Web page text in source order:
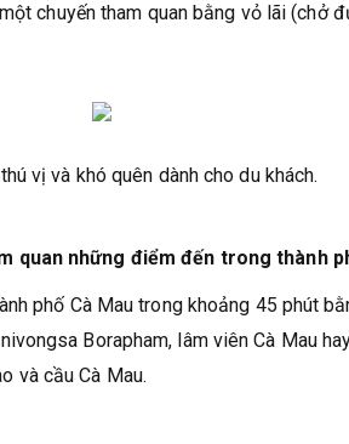
chuyến tham quan bằng vỏ lãi (chở
vị và khó quên dành cho du khách.
quan những điểm đến trong thành
phố Cà Mau trong khoảng 45 phút
Borapham, lâm viên Cà Mau
và cầu Cà Mau.